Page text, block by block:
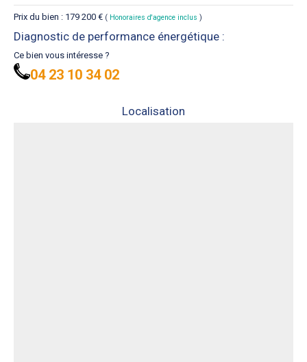
Prix du bien : 179 200 € ( Honoraires d'agence inclus )
Diagnostic de performance énergétique :
Ce bien vous intéresse ?
04 23 10 34 02
Localisation